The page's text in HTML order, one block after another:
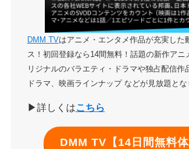
DMM TVはアニメ・エンタメ作品が充実した
ス！初回登録なら14間無料！話題の新作アニ
リジナルのバラエティ・ドラマや独占配信作
ドラマ、映画ラインナップ などが見放題とな
▶詳しくはこちら
DMM TV【14日間無料体